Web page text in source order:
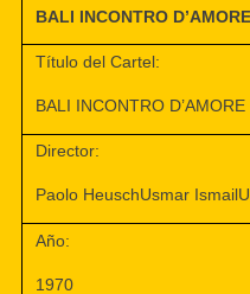
BALI INCONTRO D’AMORE
Título del Cartel:
BALI INCONTRO D’AMORE
Director:
Paolo HeuschUsmar
Año:
1970